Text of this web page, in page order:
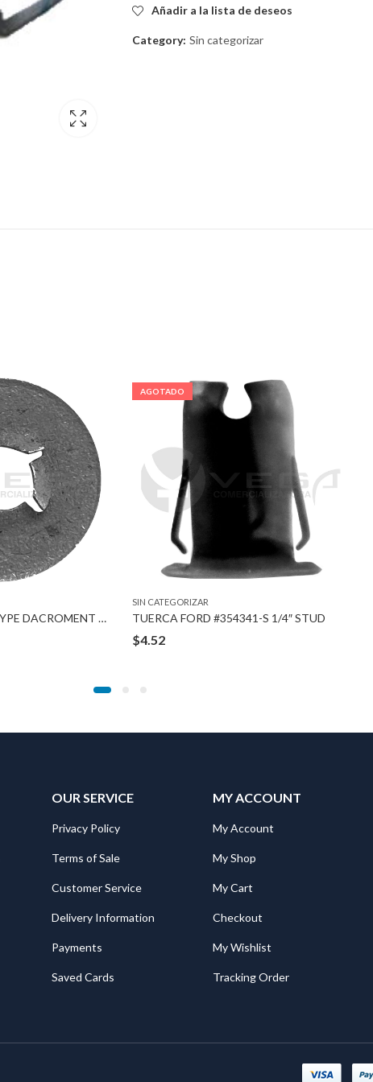
Añadir a la lista de deseos
Category: Sin categorizar
TUERCA PUSH ON TYPE DACROMENT 8-1.25 MM
AGOTADO
SIN CATEGORIZAR
TUERCA FORD #354341-S 1/4″ STUD
$4.52
OUR SERVICE
Privacy Policy
Terms of Sale
Customer Service
Delivery Information
Payments
Saved Cards
MY ACCOUNT
My Account
My Shop
My Cart
Checkout
My Wishlist
Tracking Order